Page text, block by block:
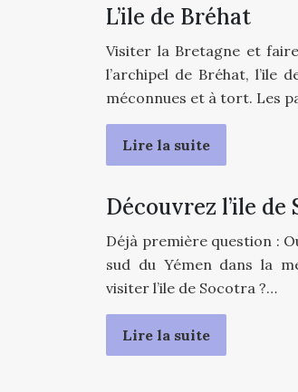
L’ile de Bréhat
Visiter la Bretagne et
l’archipel de Bréhat, l’ile
méconnues et à tort. Les
Lire la suite
Découvrez l’ile de
Déjà première question :
sud du Yémen dans la
visiter l’ile de Socotra ?…
Lire la suite